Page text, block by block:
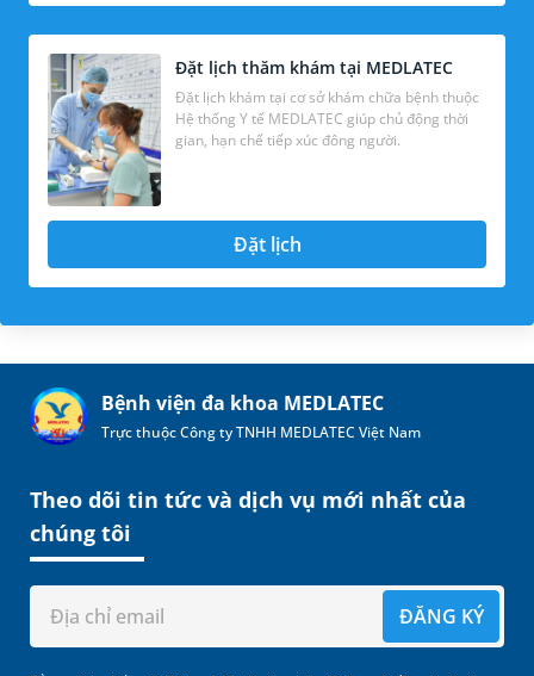
Đặt lịch thăm khám tại MEDLATEC
Đặt lịch khám tại cơ sở khám chữa bệnh thuộc
Hệ thống Y tế MEDLATEC giúp chủ động thời
gian, hạn chế tiếp xúc đông người.
Đặt lịch
Bệnh viện đa khoa MEDLATEC
Trực thuộc Công ty TNHH MEDLATEC Việt Nam
Theo dõi tin tức và dịch vụ mới nhất của
chúng tôi
ĐĂNG KÝ